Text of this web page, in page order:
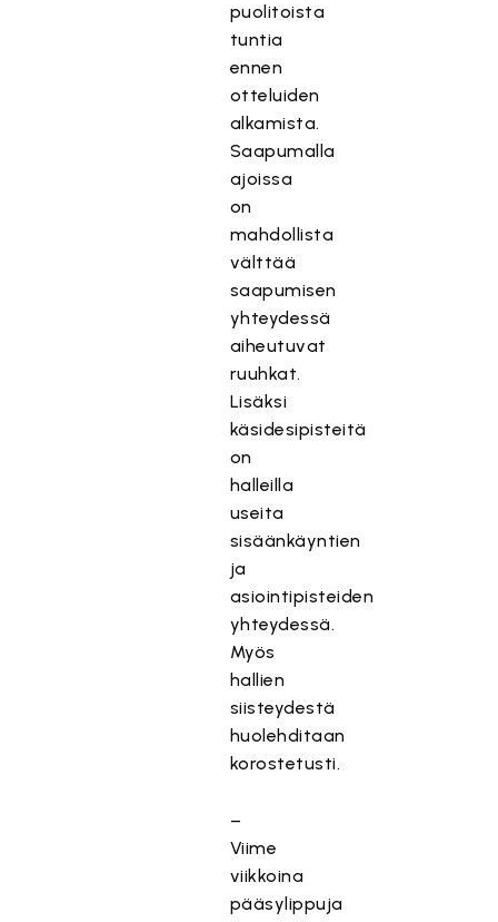
puolitoista
tuntia
ennen
otteluiden
alkamista.
Saapumalla
ajoissa
on
mahdollista
välttää
saapumisen
yhteydessä
aiheutuvat
ruuhkat.
Lisäksi
käsidesipisteitä
on
halleilla
useita
sisäänkäyntien
ja
asiointipisteiden
yhteydessä.
Myös
hallien
siisteydestä
huolehditaan
korostetusti.
–
Viime
viikkoina
pääsylippuja